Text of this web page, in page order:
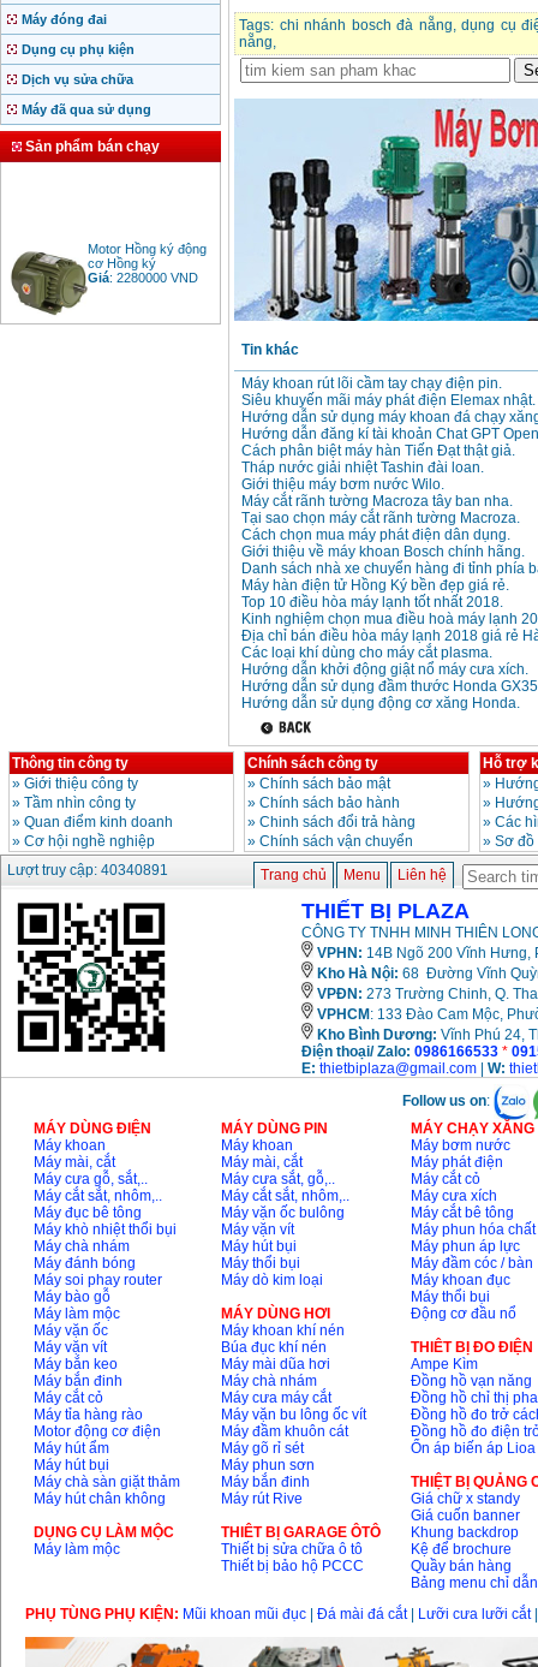
Máy đóng đai
Dụng cụ phụ kiện
Dịch vụ sửa chữa
Máy đã qua sử dụng
Sản phẩm bán chạy
Motor Hồng ký động
cơ Hồng ký
Giá :2280000 VND
(1510W)
Giá: 14068000
Bộ máy khoan 100
chi tiết Bosch GSB
13RE (650W)
Giá:2200000VND
Máy khoan Bosch
GSB 16RE (750W)
Giá
1850000
GX160 (5.5HP)
Máy mài 100mm
Makita 9553B (710W)
Giá:1296000
Tags: chi nhánh bosch đà nẵng,dụng cụ
nẵng,
Tin khác
Máy khoan rút lõi cầm tay chạy điện pin.
Siêu khuyến mãi máy phát điện Elemax nhật.
Hướng dẫn sử dụng máy khoan đá chạy
Hướng dẫn đăng kí tài khoản Chat GPT
Cách phân biệt máy hàn Tiến Đạt thật giả.
Tháp nước giải nhiệt Tashin đài loan.
Giới thiệu máy bơm nước Wilo.
Máy cắt rãnh tường Macroza tây ban nha.
Tại sao chọn máy cắt rãnh tường Macroza.
Cách chọn mua máy phát điện dân dụng.
Giới thiệu về máy khoan Bosch chính hãng.
Danh sách nhà xe chuyển hàng đi tỉnh phía
Máy hàn điện tử Hồng Ký bền đẹp giá rẻ.
Top 10 điều hòa máy lạnh tốt nhất 2018.
Kinh nghiệm chọn mua điều hoà máy lạnh
Địa chỉ bán điều hòa máy lạnh 2018 giá rẻ
Các loại khí dùng cho máy cắt plasma.
Hướng dẫn khởi động giật nổ máy cưa xích.
Hướng dẫn sử dụng đầm thước Honda
Hướng dẫn sử dụng động cơ xăng Honda.
Thông tin công ty
» Giới thiệu công ty
» Tầm nhìn công ty
» Quan điểm kinh doanh
» Cơ hội nghề nghiệp
Chính sách công ty
» Chính sách bảo mật
» Chính sách bảo hành
» Chinh sách đổi trả hàng
» Chính sách vận chuyển
Hỗ trợ
»
»
» Các
» Sơ
Lượt truy cập: 40340891
Trang chủ Menu Liên hệ
THIẾT BỊ PLAZA
CÔNG TY TNHH MINH THIÊN
VPHN: 14B Ngõ 200 Vĩnh Hưng,
Kho Hà Nội: 68 Đường Vĩnh
VPĐN: 273 Trường Chinh, Q.
VPHCM : 133 Đào Cam Mộc,
Kho Bình Dương: Vĩnh Phú 24,
Điện thoại/ Zalo: 0986166533 *
E: thietbiplaza@gmail.com W:
Follow us on:
MÁY DÙNG ĐIỆN
Máy khoan
Máy mài, cắt
Máy cưa gỗ, sắt,..
Máy cắt sắt, nhôm,..
Máy đục bê tông
Máy khò nhiệt thổi bụi
Máy chà nhám
Máy đánh bóng
Máy soi phay router
Máy bào gỗ
Máy làm mộc
Máy vặn ốc
Máy vặn vít
Máy bắn keo
Máy bắn đinh
Máy cắt cỏ
Máy tỉa hàng rào
Motor động cơ điện
Máy hút ẩm
Máy hút bụi
Máy chà sàn giặt thảm
Máy hút chân không
DỤNG CỤ LÀM MỘC
Máy làm mộc
MÁY DÙNG PIN
Máy khoan
Máy mài, cắt
Máy cưa sắt, gỗ,..
Máy cắt sắt, nhôm,..
Máy vặn ốc bulông
Máy vặn vít
Máy hút bụi
Máy thổi bụi
Máy dò kim loại
MÁY DÙNG HƠI
Máy khoan khí nén
Búa đục khí nén
Máy mài dũa hơi
Máy chà nhám
Máy cưa máy cắt
Máy vặn bu lông ốc vít
Máy đầm khuôn cát
Máy gõ rỉ sét
Máy phun sơn
Máy bắn đinh
Máy rút Rive
THIÊT BỊ GARAGE ÔTÔ
Thiết bị sửa chữa ô tô
Thiết bị bảo hộ PCCC
MÁY CHẠY
Máy bơm nước
Máy phát điện
Máy cắt cỏ
Máy cưa xích
Máy cắt bê tông
Máy phun hóa chất
Máy phun áp lực
Máy đầm cóc / bàn
Máy khoan đục
Máy thổi bụi
Động cơ đầu nổ
THIÊT BỊ ĐO ĐIỆN
Ampe Kìm
Đồng hồ vạn năng
Đồng hồ chỉ thị pha
Đồng hồ đo trở
Đồng hồ đo điện
Ổn áp biến áp Lioa
THIỆT BỊ QUẢNG
Giá chữ x standy
Giá cuốn banner
Khung backdrop
Kệ để brochure
Quầy bán hàng
Bảng menu chỉ dẫn
PHỤ TÙNG PHỤ KIỆN: Mũi khoan mũi đục Đá mài đá cắt| Lưỡi cưa lưỡi cắt